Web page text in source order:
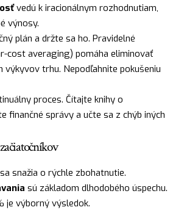
vedú k iracionálnym rozhodnutiam,
výnosy.
plán a držte sa ho. Pravidelné
cost averaging) pomáha eliminovať
výkyvov trhu. Nepodľahnite pokušeniu
proces. Čítajte knihy o
finančné správy a učte sa z chýb iných
snažia o rýchle zbohatnutie.
sú základom dlhodobého úspechu.
je výborný výsledok.